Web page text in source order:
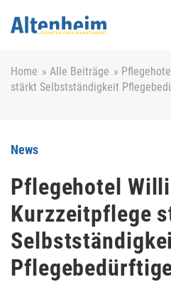
Home » Alle Beiträge »
stärkt Selbstständigkeit
News
Pflegehotel
Kurzzeitpflege